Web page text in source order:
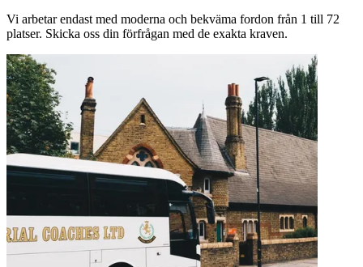
Vi arbetar endast med moderna och bekväma fordon från 1 till 72
platser. Skicka oss din förfrågan med de exakta kraven.